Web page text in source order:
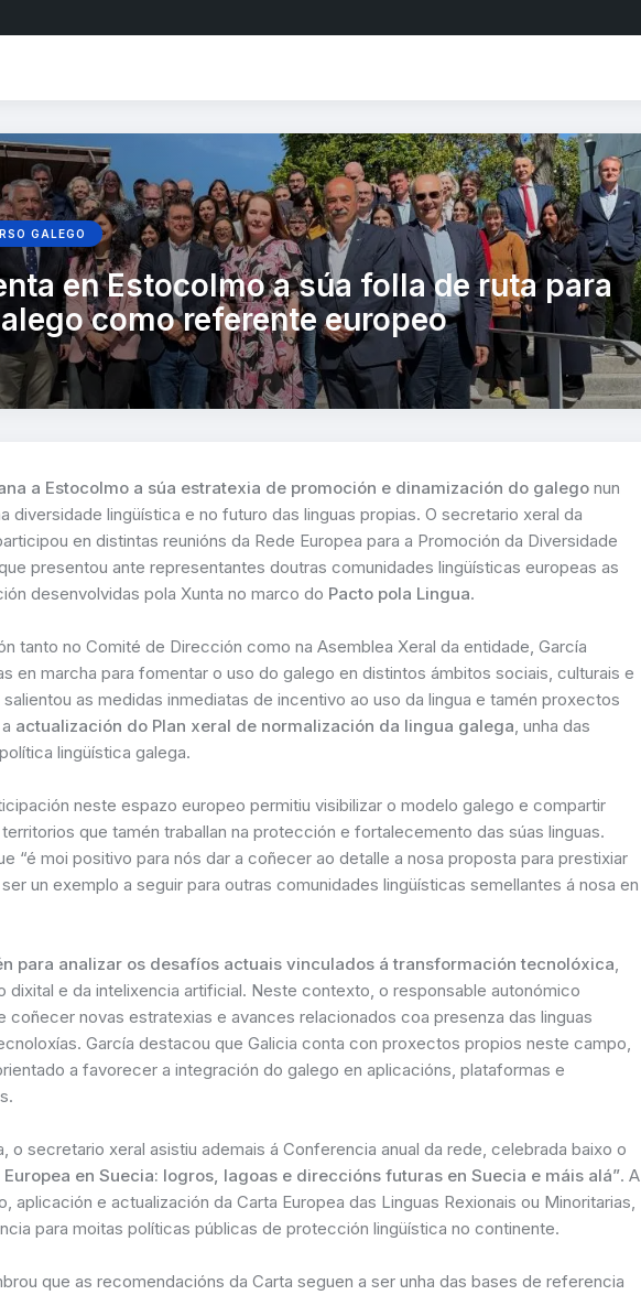
GALEGO
en Estocolmo a súa folla de ruta para
como referente europeo
a Estocolmo a súa estratexia de promoción e dinamización do galego nun
diversidade lingüística e no futuro das linguas propias. O secretario xeral da
en distintas reunións da Rede Europea para a Promoción da Diversidade
presentou ante representantes doutras comunidades lingüísticas europeas as
desenvolvidas pola Xunta no marco do Pacto pola Lingua.
tanto no Comité de Dirección como na Asemblea Xeral da entidade, García
en marcha para fomentar o uso do galego en distintos ámbitos sociais, culturais e
as medidas inmediatas de incentivo ao uso da lingua e tamén proxectos
actualización do Plan xeral de normalización da lingua galega, unha das
lingüística galega.
neste espazo europeo permitiu visibilizar o modelo galego e compartir
que tamén traballan na protección e fortalecemento das súas linguas.
“é moi positivo para nós dar a coñecer ao detalle a nosa proposta para prestixiar
un exemplo a seguir para outras comunidades lingüísticas semellantes á nosa en
para analizar os desafíos actuais vinculados á transformación tecnolóxica,
dixital e da intelixencia artificial. Neste contexto, o responsable autonómico
coñecer novas estratexias e avances relacionados coa presenza das linguas
García destacou que Galicia conta con proxectos propios neste campo,
a favorecer a integración do galego en aplicacións, plataformas e
o secretario xeral asistiu ademais á Conferencia anual da rede, celebrada baixo o
Europea en Suecia: logros, lagoas e direccións futuras en Suecia e máis alá”. A
aplicación e actualización da Carta Europea das Linguas Rexionais ou Minoritarias,
para moitas políticas públicas de protección lingüística no continente.
que as recomendacións da Carta seguen a ser unha das bases de referencia